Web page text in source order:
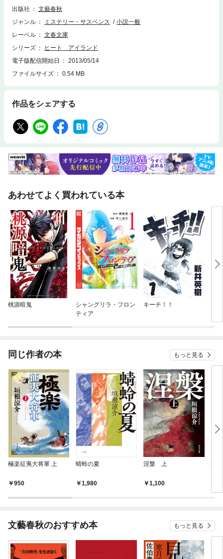
出版社
文藝春秋
ジャンル
ミステリー・サスペンス
小説一般
レーベル
文春文庫
シリーズ
ヒート アイランド
電子版配信開始日
2013/05/14
ファイルサイズ
0.54 MB
作品をシェアする
あわせてよく買われている本
桃源暗鬼
シャングリラ・フロン
ティア
キーチ！！
ナ
同じ作者の本 もっと見る
極楽征夷大将軍 上
950
蜻蛉の夏
1,980
涅槃 上
1,100
武
文藝春秋のおすすめ本 もっと見る